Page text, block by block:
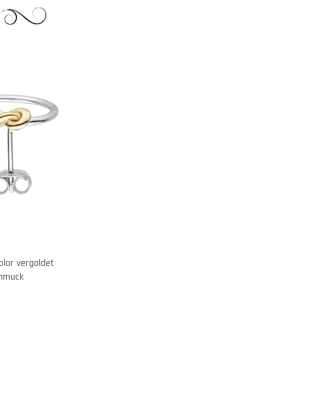
vergoldet